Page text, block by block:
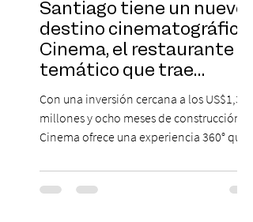
Santiago tiene un nuevo
destino cinematográfico:
Cinema, el restaurante
temático que trae
Hollywood a Chile
Con una inversión cercana a los US$1,3
millones y ocho meses de construcción,
Cinema ofrece una experiencia 360° que
cinematográfica y actores en vivo,
recreando algunos de los universos más